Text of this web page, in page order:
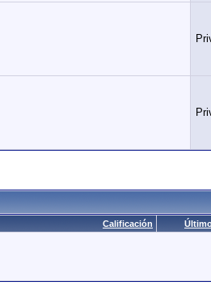
Calificación